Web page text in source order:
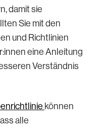
damit sie
Sie mit den
und Richtlinien
eine Anleitung
Verständnis
können
alle